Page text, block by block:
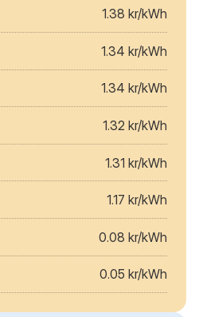
1.38 kr/kWh
1.34 kr/kWh
1.34 kr/kWh
1.32 kr/kWh
1.31 kr/kWh
1.17 kr/kWh
0.08 kr/kWh
0.05 kr/kWh